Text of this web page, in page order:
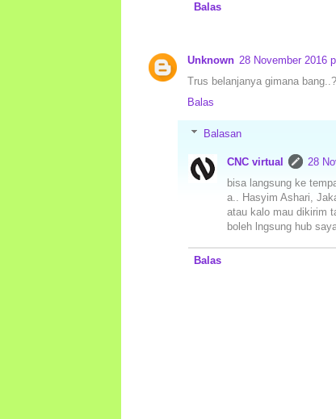
Balas
Unknown 28 November 2016
Trus belanjanya gimana
Balas
Balasan
CNC virtual
28
bisa langsung ke
a.. Hasyim Ashari,
atau kalo mau dikirim
boleh lngsung hub
Balas